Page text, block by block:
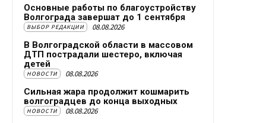
Основные работы по благоустройству
Волгограда завершат до 1 сентября
ВЫБОР РЕДАКЦИИ 08.08.2026
В Волгоградской области в массовом
ДТП пострадали шестеро, включая
детей
НОВОСТИ 08.08.2026
Сильная жара продолжит кошмарить
волгоградцев до конца выходных
НОВОСТИ 08.08.2026